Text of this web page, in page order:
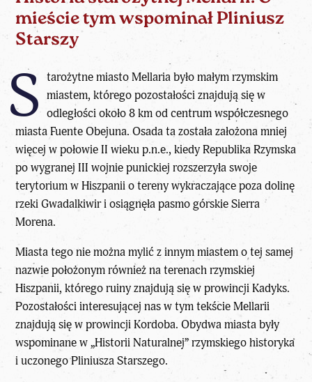
mieście tym wspominał Pliniusz
Starszy
S tarożytne miasto Mellaria było małym rzymskim
miastem, którego pozostałości znajdują się w
odległości około 8 km od centrum współczesnego
miasta Fuente Obejuna. Osada ta została założona mniej
więcej w połowie II wieku p.n.e., kiedy Republika Rzymska
po wygranej III wojnie punickiej rozszerzyła swoje
terytorium w Hiszpanii o tereny wykraczające poza dolinę
rzeki Gwadalkiwir i osiągnęła pasmo górskie Sierra
Morena.
Miasta tego nie można mylić z innym miastem o tej samej
nazwie położonym również na terenach rzymskiej
Hiszpanii, którego ruiny znajdują się w prowincji Kadyks.
Pozostałości interesującej nas w tym tekście Mellarii
znajdują się w prowincji Kordoba. Obydwa miasta były
wspominane w „Historii Naturalnej” rzymskiego historyka
i uczonego Pliniusza Starszego.